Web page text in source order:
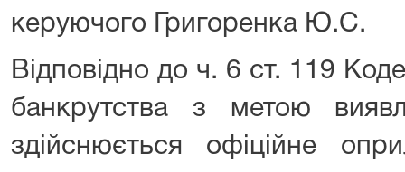
керуючого Григоренка Ю.С.
Відповідно до ч. 6 ст. 119
банкрутства з метою
здійснюється офіційне